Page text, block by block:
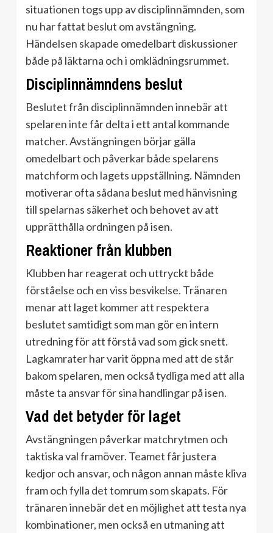
situationen togs upp av disciplinnämnden, som
nu har fattat beslut om avstängning.
Händelsen skapade omedelbart diskussioner
både på läktarna och i omklädningsrummet.
Disciplinnämndens beslut
Beslutet från disciplinnämnden innebär att
spelaren inte får delta i ett antal kommande
matcher. Avstängningen börjar gälla
omedelbart och påverkar både spelarens
matchform och lagets uppställning. Nämnden
motiverar ofta sådana beslut med hänvisning
till spelarnas säkerhet och behovet av att
upprätthålla ordningen på isen.
Reaktioner från klubben
Klubben har reagerat och uttryckt både
förståelse och en viss besvikelse. Tränaren
menar att laget kommer att respektera
beslutet samtidigt som man gör en intern
utredning för att förstå vad som gick snett.
Lagkamrater har varit öppna med att de står
bakom spelaren, men också tydliga med att alla
måste ta ansvar för sina handlingar på isen.
Vad det betyder för laget
Avstängningen påverkar matchrytmen och
taktiska val framöver. Teamet får justera
kedjor och ansvar, och någon annan måste kliva
fram och fylla det tomrum som skapats. För
tränaren innebär det en möjlighet att testa nya
kombinationer, men också en utmaning att